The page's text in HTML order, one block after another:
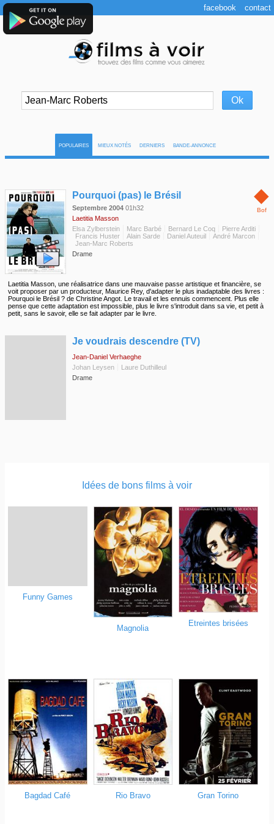
POPULAIRES MIEUX NOTÉS DERNIERS BANDE-ANNONCE
◆
Bof
Pourquoi (pas) le Brésil
Septembre 2004 01h32
Laetitia Masson
Elsa Zylberstein
Marc Barbé Bernard Le Coq
Pierre Arditi
Francis Huster
Alain Sarde Daniel Auteuil
André Marcon
Jean-Marc Roberts
Drame
Laetitia Masson, une réalisatrice dans une mauvaise passe artistique et financière, se
voit proposer par un producteur, Maurice Rey, d'adapter le plus inadaptable des livres :
Pourquoi le Brésil ? de Christine Angot. Le travail et les ennuis commencent. Plus elle
pense que cette adaptation est impossible, plus le livre s'introduit dans sa vie, et petit à
petit, sans le savoir, elle se fait adapter par le livre.
Je voudrais descendre (TV)
Jean-Daniel Verhaeghe
Johan Leysen
Laure Duthilleul
Drame
Idées de bons films à voir
Funny Games
Magnolia
Etreintes brisées
Bagdad Café Rio Bravo Gran Torino
facebook contact